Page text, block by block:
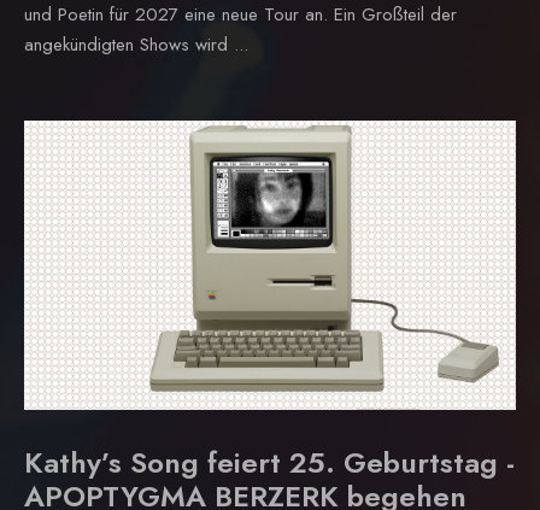
und Poetin für 2027 eine neue Tour an. Ein Großteil der
angekündigten Shows wird ...
Kathy’s Song feiert 25. Geburtstag -
APOPTYGMA BERZERK begehen